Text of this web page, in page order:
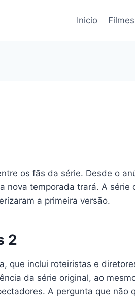
Inicio Filmes
os fãs da série. Desde o
temporada trará. A série
a primeira versão.
2
que inclui roteiristas e
da série original, ao
A pergunta que não